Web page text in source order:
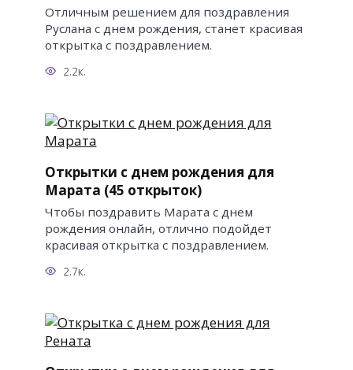
Отличным решением для поздравления
Руслана с днем рождения, станет красивая
открытка с поздравлением.
2.2к.
Открытки с днем рождения для
Марата (45 открыток)
Чтобы поздравить Марата с днем
рождения онлайн, отлично подойдет
красивая открытка с поздравлением.
2.7к.